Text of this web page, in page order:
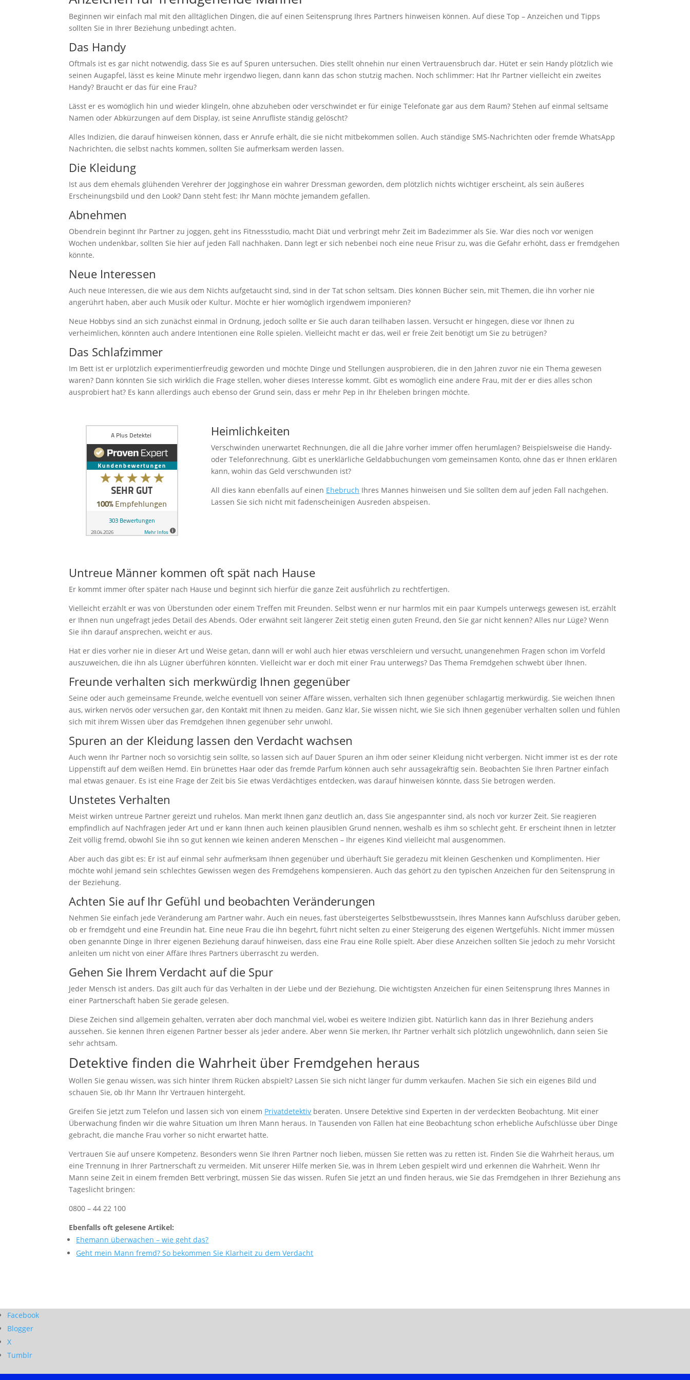
s
F
e
d
l
e
e
r
Beginnen wir einfach mal mit den alltäglichen Dingen, die auf einen Seitensprung Ihres Partners hinweisen können. Auf diese Top – Anzeichen und Tipps
sollten Sie in Ihrer Beziehung unbedingt achten.
Das Handy
Oftmals ist es gar nicht notwendig, dass Sie es auf Spuren untersuchen. Dies stellt ohnehin nur einen Vertrauensbruch dar. Hütet er sein Handy plötzlich wie
seinen Augapfel, lässt es keine Minute mehr irgendwo liegen, dann kann das schon stutzig machen. Noch schlimmer: Hat Ihr Partner vielleicht ein zweites
Handy? Braucht er das für eine Frau?
Lässt er es womöglich hin und wieder klingeln, ohne abzuheben oder verschwindet er für einige Telefonate gar aus dem Raum? Stehen auf einmal seltsame
Namen oder Abkürzungen auf dem Display, ist seine Anrufliste ständig gelöscht?
Alles Indizien, die darauf hinweisen können, dass er Anrufe erhält, die sie nicht mitbekommen sollen. Auch ständige SMS-Nachrichten oder fremde WhatsApp
Nachrichten, die selbst nachts kommen, sollten Sie aufmerksam werden lassen.
Die Kleidung
Ist aus dem ehemals glühenden Verehrer der Jogginghose ein wahrer Dressman geworden, dem plötzlich nichts wichtiger erscheint, als sein äußeres
Erscheinungsbild und den Look? Dann steht fest: Ihr Mann möchte jemandem gefallen.
Abnehmen
Obendrein beginnt Ihr Partner zu joggen, geht ins Fitnessstudio, macht Diät und verbringt mehr Zeit im Badezimmer als Sie. War dies noch vor wenigen
Wochen undenkbar, sollten Sie hier auf jeden Fall nachhaken. Dann legt er sich nebenbei noch eine neue Frisur zu, was die Gefahr erhöht, dass er fremdgehen
könnte.
Neue Interessen
Auch neue Interessen, die wie aus dem Nichts aufgetaucht sind, sind in der Tat schon seltsam. Dies können Bücher sein, mit Themen, die ihn vorher nie
angerührt haben, aber auch Musik oder Kultur. Möchte er hier womöglich irgendwem imponieren?
Neue Hobbys sind an sich zunächst einmal in Ordnung, jedoch sollte er Sie auch daran teilhaben lassen. Versucht er hingegen, diese vor Ihnen zu
verheimlichen, könnten auch andere Intentionen eine Rolle spielen. Vielleicht macht er das, weil er freie Zeit benötigt um Sie zu betrügen?
Das Schlafzimmer
Im Bett ist er urplötzlich experimentierfreudig geworden und möchte Dinge und Stellungen ausprobieren, die in den Jahren zuvor nie ein Thema gewesen
waren? Dann könnten Sie sich wirklich die Frage stellen, woher dieses Interesse kommt. Gibt es womöglich eine andere Frau, mit der er dies alles schon
ausprobiert hat? Es kann allerdings auch ebenso der Grund sein, dass er mehr Pep in Ihr Eheleben bringen möchte.
Heimlichkeiten
Verschwinden unerwartet Rechnungen, die all die Jahre vorher immer offen herumlagen? Beispielsweise die Handy-
oder Telefonrechnung. Gibt es unerklärliche Geldabbuchungen vom gemeinsamen Konto, ohne das er Ihnen erklären
kann, wohin das Geld verschwunden ist?
All dies kann ebenfalls auf einen Ehebruch Ihres Mannes hinweisen und Sie sollten dem auf jeden Fall nachgehen.
Lassen Sie sich nicht mit fadenscheinigen Ausreden abspeisen.
Untreue Männer kommen oft spät nach Hause
Er kommt immer öfter später nach Hause und beginnt sich hierfür die ganze Zeit ausführlich zu rechtfertigen.
Vielleicht erzählt er was von Überstunden oder einem Treffen mit Freunden. Selbst wenn er nur harmlos mit ein paar Kumpels unterwegs gewesen ist, erzählt
er Ihnen nun ungefragt jedes Detail des Abends. Oder erwähnt seit längerer Zeit stetig einen guten Freund, den Sie gar nicht kennen? Alles nur Lüge? Wenn
Sie ihn darauf ansprechen, weicht er aus.
Hat er dies vorher nie in dieser Art und Weise getan, dann will er wohl auch hier etwas verschleiern und versucht, unangenehmen Fragen schon im Vorfeld
auszuweichen, die ihn als Lügner überführen könnten. Vielleicht war er doch mit einer Frau unterwegs? Das Thema Fremdgehen schwebt über Ihnen.
Freunde verhalten sich merkwürdig Ihnen gegenüber
Seine oder auch gemeinsame Freunde, welche eventuell von seiner Affäre wissen, verhalten sich Ihnen gegenüber schlagartig merkwürdig. Sie weichen Ihnen
aus, wirken nervös oder versuchen gar, den Kontakt mit Ihnen zu meiden. Ganz klar, Sie wissen nicht, wie Sie sich Ihnen gegenüber verhalten sollen und fühlen
sich mit ihrem Wissen über das Fremdgehen Ihnen gegenüber sehr unwohl.
Spuren an der Kleidung lassen den Verdacht wachsen
Auch wenn Ihr Partner noch so vorsichtig sein sollte, so lassen sich auf Dauer Spuren an ihm oder seiner Kleidung nicht verbergen. Nicht immer ist es der rote
Lippenstift auf dem weißen Hemd. Ein brünettes Haar oder das fremde Parfum können auch sehr aussagekräftig sein. Beobachten Sie Ihren Partner einfach
mal etwas genauer. Es ist eine Frage der Zeit bis Sie etwas Verdächtiges entdecken, was darauf hinweisen könnte, dass Sie betrogen werden.
Unstetes Verhalten
Meist wirken untreue Partner gereizt und ruhelos. Man merkt Ihnen ganz deutlich an, dass Sie angespannter sind, als noch vor kurzer Zeit. Sie reagieren
empfindlich auf Nachfragen jeder Art und er kann Ihnen auch keinen plausiblen Grund nennen, weshalb es ihm so schlecht geht. Er erscheint Ihnen in letzter
Zeit völlig fremd, obwohl Sie ihn so gut kennen wie keinen anderen Menschen – Ihr eigenes Kind vielleicht mal ausgenommen.
Aber auch das gibt es: Er ist auf einmal sehr aufmerksam Ihnen gegenüber und überhäuft Sie geradezu mit kleinen Geschenken und Komplimenten. Hier
möchte wohl jemand sein schlechtes Gewissen wegen des Fremdgehens kompensieren. Auch das gehört zu den typischen Anzeichen für den Seitensprung in
der Beziehung.
Achten Sie auf Ihr Gefühl und beobachten Veränderungen
Nehmen Sie einfach jede Veränderung am Partner wahr. Auch ein neues, fast übersteigertes Selbstbewusstsein, Ihres Mannes kann Aufschluss darüber geben,
ob er fremdgeht und eine Freundin hat. Eine neue Frau die ihn begehrt, führt nicht selten zu einer Steigerung des eigenen Wertgefühls. Nicht immer müssen
oben genannte Dinge in Ihrer eigenen Beziehung darauf hinweisen, dass eine Frau eine Rolle spielt. Aber diese Anzeichen sollten Sie jedoch zu mehr Vorsicht
anleiten um nicht von einer Affäre Ihres Partners überrascht zu werden.
Gehen Sie Ihrem Verdacht auf die Spur
Jeder Mensch ist anders. Das gilt auch für das Verhalten in der Liebe und der Beziehung. Die wichtigsten Anzeichen für einen Seitensprung Ihres Mannes in
einer Partnerschaft haben Sie gerade gelesen.
Diese Zeichen sind allgemein gehalten, verraten aber doch manchmal viel, wobei es weitere Indizien gibt. Natürlich kann das in Ihrer Beziehung anders
aussehen. Sie kennen Ihren eigenen Partner besser als jeder andere. Aber wenn Sie merken, Ihr Partner verhält sich plötzlich ungewöhnlich, dann seien Sie
sehr achtsam.
Detektive finden die Wahrheit über Fremdgehen heraus
Wollen Sie genau wissen, was sich hinter Ihrem Rücken abspielt? Lassen Sie sich nicht länger für dumm verkaufen. Machen Sie sich ein eigenes Bild und
schauen Sie, ob Ihr Mann Ihr Vertrauen hintergeht.
Greifen Sie jetzt zum Telefon und lassen sich von einem Privatdetektiv beraten. Unsere Detektive sind Experten in der verdeckten Beobachtung. Mit einer
Überwachung finden wir die wahre Situation um Ihren Mann heraus. In Tausenden von Fällen hat eine Beobachtung schon erhebliche Aufschlüsse über Dinge
gebracht, die manche Frau vorher so nicht erwartet hatte.
Vertrauen Sie auf unsere Kompetenz. Besonders wenn Sie Ihren Partner noch lieben, müssen Sie retten was zu retten ist. Finden Sie die Wahrheit heraus, um
eine Trennung in Ihrer Partnerschaft zu vermeiden. Mit unserer Hilfe merken Sie, was in Ihrem Leben gespielt wird und erkennen die Wahrheit. Wenn Ihr
Mann seine Zeit in einem fremden Bett verbringt, müssen Sie das wissen. Rufen Sie jetzt an und finden heraus, wie Sie das Fremdgehen in Ihrer Beziehung ans
Tageslicht bringen:
0800 – 44 22 100
Ebenfalls oft gelesene Artikel:
Ehemann überwachen – wie geht das?
Geht mein Mann fremd? So bekommen Sie Klarheit zu dem Verdacht
Facebook
Blogger
X
Tumblr